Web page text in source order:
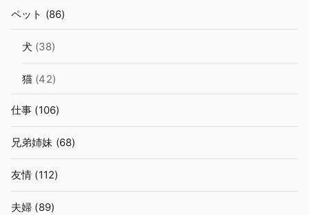
ペット (86)
犬 (38)
猫 (42)
仕事 (106)
兄弟姉妹 (68)
友情 (112)
夫婦 (89)